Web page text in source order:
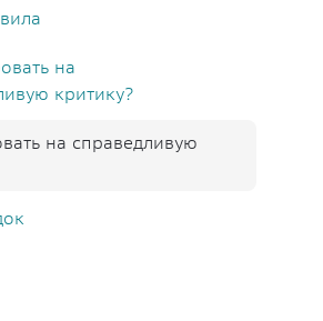
на
критику?
на справедливую